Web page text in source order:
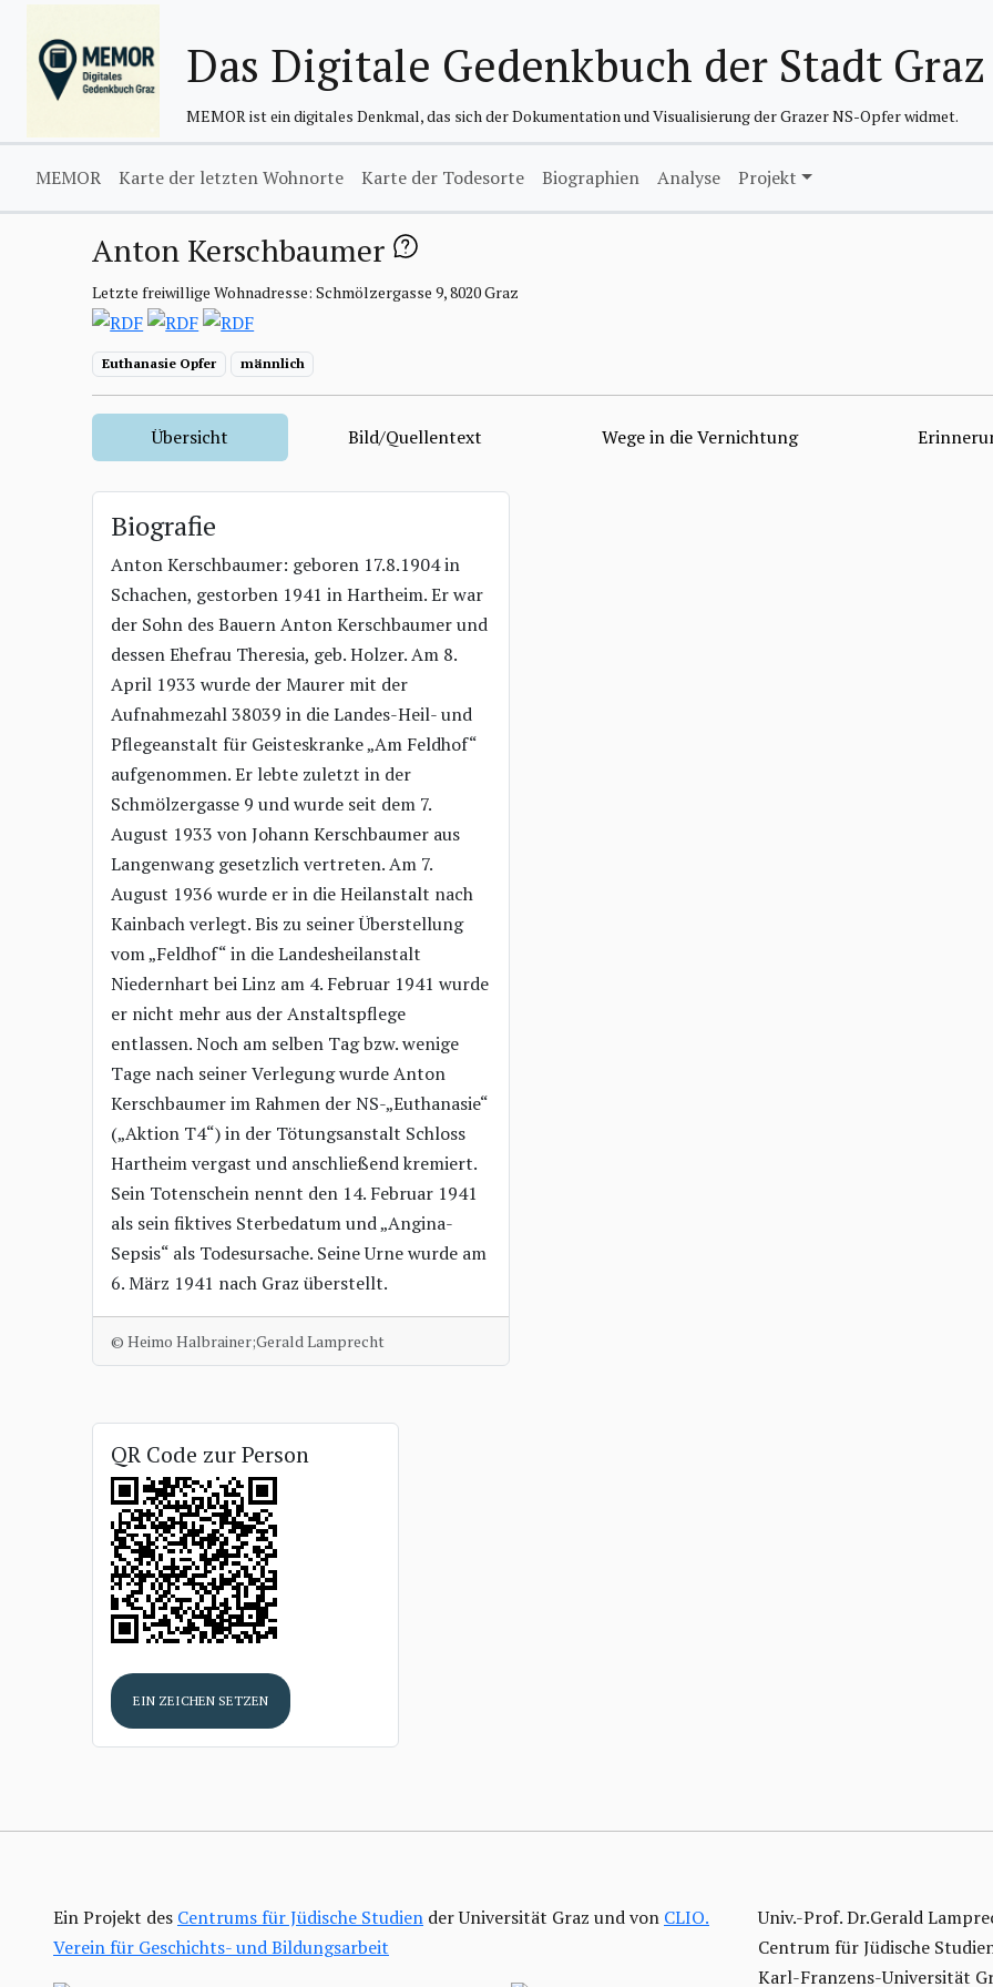
Das Digitale Gedenkbuch der Stadt Graz
MEMOR ist ein digitales Denkmal, das sich der Dokumentation und Visualisierung der Grazer NS-Opfer widmet.
MEMOR Karte der letzten Wohnorte Karte der Todesorte Biographien Analyse Projekt
Anton Kerschbaumer
Letzte freiwillige Wohnadresse: Schmölzergasse 9, 8020 Graz
Euthanasie Opfer männlich
Übersicht Bild/Quellentext Wege in die Vernichtung
Biografie
Anton Kerschbaumer: geboren 17.8.1904 in
Schachen, gestorben 1941 in Hartheim. Er war
der Sohn des Bauern Anton Kerschbaumer und
dessen Ehefrau Theresia, geb. Holzer. Am 8.
April 1933 wurde der Maurer mit der
Aufnahmezahl 38039 in die Landes-Heil- und
Pflegeanstalt für Geisteskranke „Am Feldhof“
aufgenommen. Er lebte zuletzt in der
Schmölzergasse 9 und wurde seit dem 7.
August 1933 von Johann Kerschbaumer aus
Langenwang gesetzlich vertreten. Am 7.
August 1936 wurde er in die Heilanstalt nach
Kainbach verlegt. Bis zu seiner Überstellung
vom „Feldhof“ in die Landesheilanstalt
Niedernhart bei Linz am 4. Februar 1941 wurde
er nicht mehr aus der Anstaltspflege
entlassen. Noch am selben Tag bzw. wenige
Tage nach seiner Verlegung wurde Anton
Kerschbaumer im Rahmen der NS-„Euthanasie“
(„Aktion T4“) in der Tötungsanstalt Schloss
Hartheim vergast und anschließend kremiert.
Sein Totenschein nennt den 14. Februar 1941
als sein fiktives Sterbedatum und „Angina-
Sepsis“ als Todesursache. Seine Urne wurde am
6. März 1941 nach Graz überstellt.
© Heimo Halbrainer;Gerald Lamprecht
QR Code zur Person
EIN ZEICHEN SETZEN
Ein Projekt des Centrums für Jüdische Studien der Universität Graz und von CLIO.
Verein für Geschichts- und Bildungsarbeit
Univ.-Prof. Dr.Gerald
Centrum für Jüdische
Karl-Franzens-Universität